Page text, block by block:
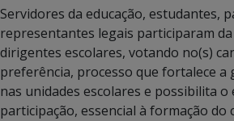
Servidores da educação, estudantes,
representantes legais participaram
dirigentes escolares, votando no(s)
preferência, processo que fortalece a
nas unidades escolares e possibilita o
participação, essencial à formação do